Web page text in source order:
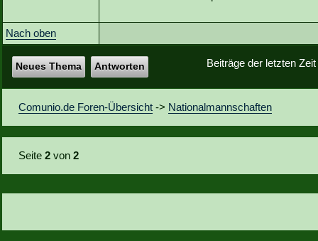
Nach oben
Beiträge der letzten
Neues Thema Antworten
Comunio.de Foren-Übersicht -> Nationalmannschaften
Seite2 von2